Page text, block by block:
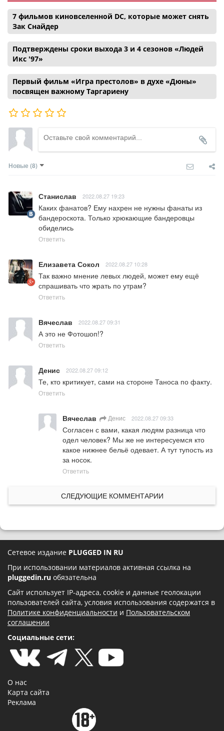
7 фильмов киновселенной DC, которые может снять
Зак Снайдер
Подтверждены сроки выхода 3 и 4 сезонов «Людей
Икс '97»
Первый фильм «Игра престолов» в духе «Дюны»
посвящен важному Таргариену
Новые (8)
Станислав 2022.08.27 19:23
Каких фанатов? Ему нахрен не нужны фанаты из
бандероскота. Только хрюкающие бандеровцы
обиделись
Ответить
Елизавета Сокол 2022.08.27 10:28
Так важно мнение левых людей, может ему ещё
спрашивать что жрать по утрам?
Ответить
Вячеслав 2022.08.27 09:31
А это не Фотошоп!?
Ответить
Денис 2022.08.27 09:12
Те, кто критикует, сами на стороне Таноса по факту.
Ответить
Вячеслав Денис 2022.08.27 09:33
Согласен с вами, какая людям разница что
одел человек? Мы же не интересуемся кто
какое нижнее бельё одевает. А тут тупость из
за носок.
Ответить
СЛЕДУЮЩИЕ КОММЕНТАРИИ
Сетевое издание PLUGGED IN RU
При использовании материалов активная ссылка на
pluggedin.ru обязательна
Сайт использует IP-адреса, cookie и данные геолокации
пользователей сайта, условия использования содержатся в
Политике конфиденциальности и Пользовательском
соглашении
Социальные сети:
О нас
Карта сайта
Реклама